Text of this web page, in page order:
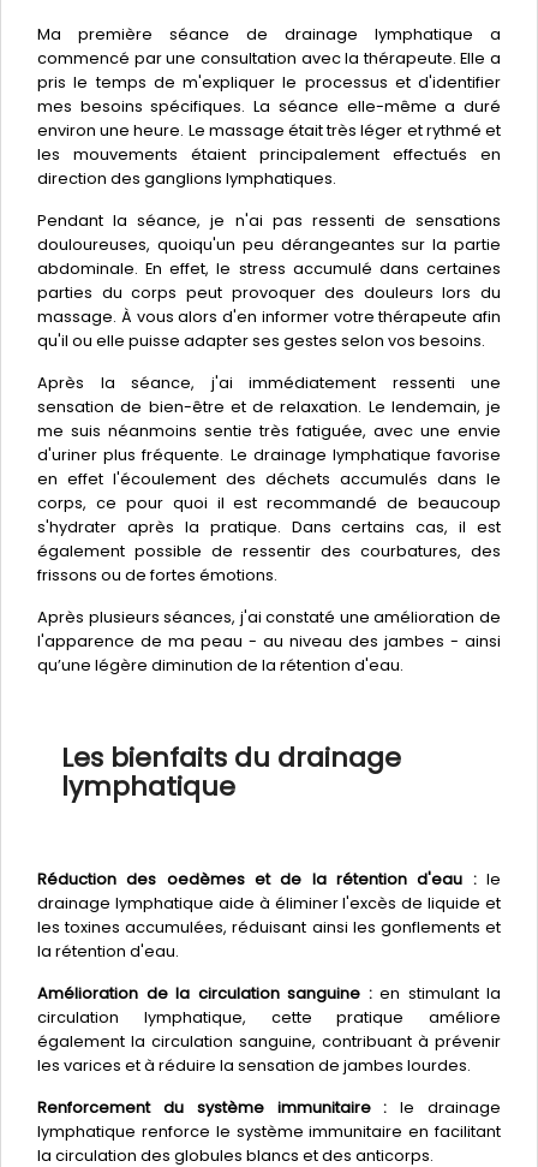
Ma première séance de drainage lymphatique a
commencé par une consultation avec la thérapeute. Elle a
pris le temps de m'expliquer le processus et d'identifier
mes besoins spécifiques. La séance elle-même a duré
environ une heure. Le massage était très léger et rythmé et
les mouvements étaient principalement effectués en
direction des ganglions lymphatiques.
Pendant la séance, je n'ai pas ressenti de sensations
douloureuses, quoiqu'un peu dérangeantes sur la partie
abdominale. En effet, le stress accumulé dans certaines
parties du corps peut provoquer des douleurs lors du
massage. À vous alors d'en informer votre thérapeute afin
qu'il ou elle puisse adapter ses gestes selon vos besoins.
Après la séance, j'ai immédiatement ressenti une
sensation de bien-être et de relaxation. Le lendemain, je
me suis néanmoins sentie très fatiguée, avec une envie
d'uriner plus fréquente. Le drainage lymphatique favorise
en effet l'écoulement des déchets accumulés dans le
corps, ce pour quoi il est recommandé de beaucoup
s'hydrater après la pratique. Dans certains cas, il est
également possible de ressentir des courbatures, des
frissons ou de fortes émotions.
Après plusieurs séances, j'ai constaté une amélioration de
l'apparence de ma peau - au niveau des jambes - ainsi
qu’une légère diminution de la rétention d'eau.
Les bienfaits du drainage
lymphatique
Réduction des oedèmes et de la rétention d'eau :le
drainage lymphatique aide à éliminer l'excès de liquide et
les toxines accumulées, réduisant ainsi les gonflements et
la rétention d'eau.
Amélioration de la circulation sanguine :en stimulant la
circulation lymphatique, cette pratique améliore
également la circulation sanguine, contribuant à prévenir
les varices et à réduire la sensation de jambes lourdes.
Renforcement du système immunitaire : le drainage
lymphatique renforce le système immunitaire en facilitant
la circulation des globules blancs et des anticorps.